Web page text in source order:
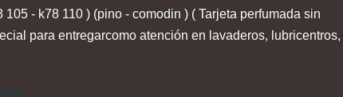
105 - k78 110 ) (pino - comodin ) ( Tarjeta perfumada sin
para entregarcomo atención en lavaderos, lubricentros,